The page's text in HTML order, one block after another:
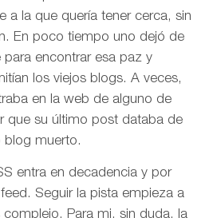
a la que quería tener cerca, sin
En poco tiempo uno dejó de
para encontrar esa paz y
los viejos blogs. A veces,
en la web de alguno de
que su último post databa de
blog muerto.
entra en decadencia y por
Seguir la pista empieza a
Para mi, sin duda, la